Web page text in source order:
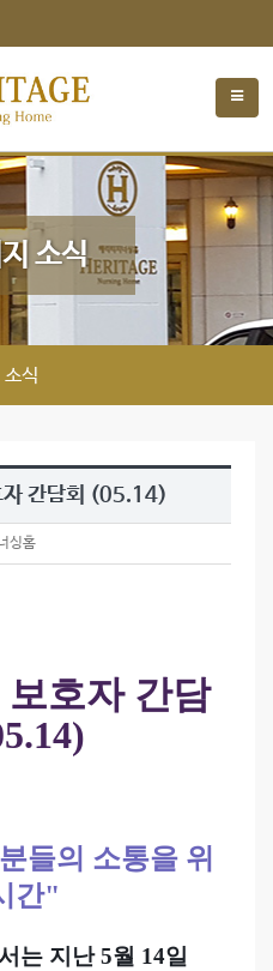
소식
식
간담회 (05.14)
싱홈
보호자 간담
들의 소통을 위
간"
는 지난 5월 14일